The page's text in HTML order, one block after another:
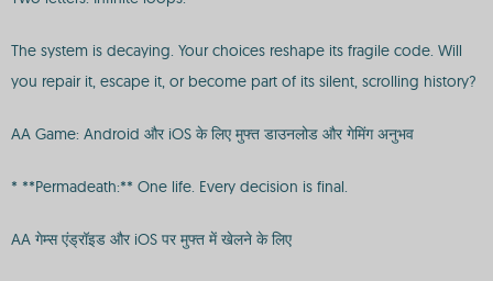
The system is decaying. Your choices reshape its fragile code. Will
you repair it, escape it, or become part of its silent, scrolling history?
AA Game: Android और iOS के लिए मुफ्त डाउनलोड और गेमिंग अनुभव
* **Permadeath:** One life. Every decision is final.
AA गेम्स एंड्रॉइड और iOS पर मुफ्त में खेलने के लिए